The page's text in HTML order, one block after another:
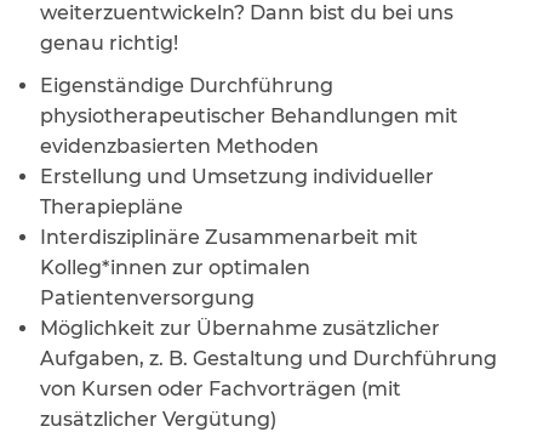
weiterzuentwickeln? Dann bist du bei uns
genau richtig!
Eigenständige Durchführung
physiotherapeutischer Behandlungen mit
evidenzbasierten Methoden
Erstellung und Umsetzung individueller
Therapiepläne
Interdisziplinäre Zusammenarbeit mit
Kolleg*innen zur optimalen
Patientenversorgung
Möglichkeit zur Übernahme zusätzlicher
Aufgaben, z. B. Gestaltung und Durchführung
von Kursen oder Fachvorträgen (mit
zusätzlicher Vergütung)